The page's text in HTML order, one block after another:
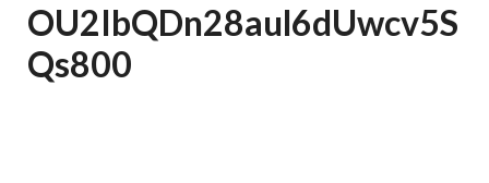
OU2IbQDn28aul6dUwcv5S
Qs800